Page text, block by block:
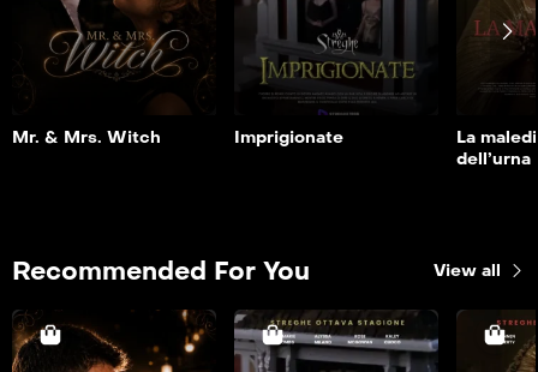
Riproduci
Dettaglio
Mr. & Mrs. Witch
Riproduci
Dettaglio
Imprigionate
La
dell’urna
Recommended For You View all